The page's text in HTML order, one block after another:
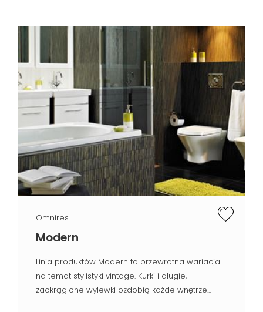
Omnires
Modern
Linia produktów Modern to przewrotna wariacja
na temat stylistyki vintage. Kurki i długie,
zaokrąglone wylewki ozdobią każde wnętrze...